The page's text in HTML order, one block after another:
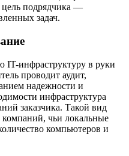
подрядчика —
задач.
IT-инфраструктуру в руки
проводит аудит,
надежности и
инфраструктура
заказчика. Такой вид
компаний, чьи локальные
компьютеров и